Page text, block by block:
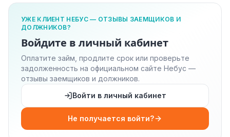
УЖЕ КЛИЕНТ НЕБУС — ОТЗЫВЫ ЗАЕМЩИКОВ И
ДОЛЖНИКОВ?
Войдите в личный кабинет
Оплатите займ, продлите срок или проверьте
задолженность на официальном сайте Небус —
отзывы заемщиков и должников.
Войти в личный кабинет
Не получается войти?